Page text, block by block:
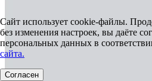
Сайт использует cookie-файлы.
без изменения настроек, вы даёте
персональных данных в
сайта.
Согласен